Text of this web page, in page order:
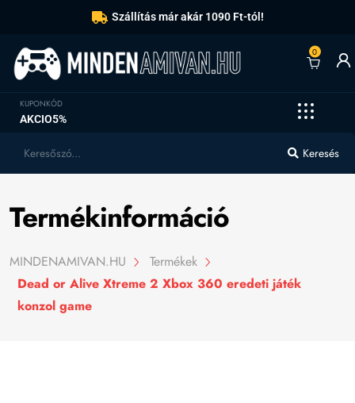
Szállítás már akár 1090 Ft-tól!
0
KUPONKÓD
AKCIO5%
Keresés
Termékinformáció
MINDENAMIVAN.HU
Termékek
Dead or Alive Xtreme 2 Xbox 360 eredeti játék
konzol game